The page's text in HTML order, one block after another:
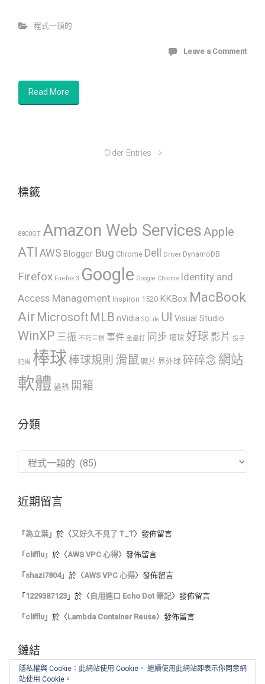
程式一類的
Leave a Comment
Read More
Older Entries
標籤
8800GT Amazon Web Services Apple
ATI AWS Blogger Bug Chrome Dell Driver DynamoDB
Firefox Firefox 3 Google Google Chrome Identity and
Access Management Inspiron 1520 KKBox MacBook
Air Microsoft MLB nVidia SQLite UI Visual Studio
WinXP 三振 不死三振 事件 全壘打 同步 壞球 好球 影片 投手
犯規 棒球棒球規則 滑鼠 照片 界外球 碎碎念 網站
軟體 過熱 開箱
分類
近期留言
「 為立葉 」於〈又好久不見了 T_T〉發佈留言
「 clifflu 」於〈AWS VPC 心得〉發佈留言
「 shazi7804」於〈AWS VPC 心得〉發佈留言
「 1229387123 」於〈 自用進口 Echo Dot 筆記〉發佈留言
「 clifflu 」於〈Lambda Container Reuse〉發佈留言
鏈結
隱私權與 Cookie：此網站使用 Cookie。 繼續使用此網站即表示你同意網
站使用 Cookie。